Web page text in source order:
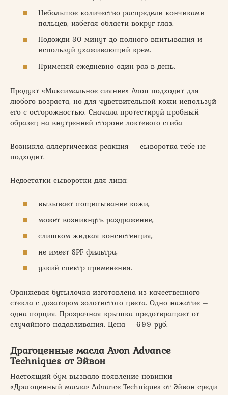
Небольшое количество распредели кончиками
пальцев, избегая области вокруг глаз.
Подожди 30 минут до полного впитывания и
используй ухаживающий крем.
Применяй ежедневно один раз в день.
Продукт «Максимальное сияние» Avon подходит для
любого возраста, но для чувствительной кожи используй
его с осторожностью. Сначала протестируй пробный
образец на внутренней стороне локтевого сгиба
Возникла аллергическая реакция – сыворотка тебе не
подходит.
Недостатки сыворотки для лица:
вызывает пощипывание кожи,
может возникнуть раздражение,
слишком жидкая консистенция,
не имеет SPF фильтра,
узкий спектр применения.
Оранжевая бутылочка изготовлена из качественного
стекла с дозатором золотистого цвета. Одно нажатие –
одна порция. Прозрачная крышка предотвращает от
случайного надавливания. Цена – 699 руб.
Драгоценные масла Avon Advance
Techniques от Эйвон
Настоящий бум вызвало появление новинки
«Драгоценный масла» Advance Techniques от Эйвон среди